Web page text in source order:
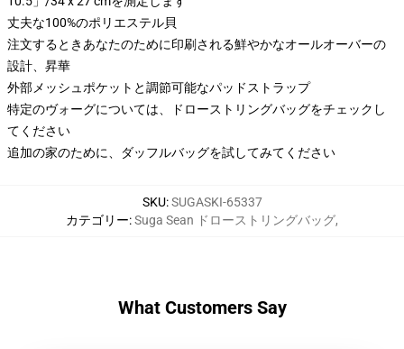
丈夫な100%のポリエステル貝
注文するときあなたのために印刷される鮮やかなオールオーバーの
設計、昇華
外部メッシュポケットと調節可能なパッドストラップ
特定のヴォーグについては、ドローストリングバッグをチェックし
てください
追加の家のために、ダッフルバッグを試してみてください
SKU:SUGASKI-65337
カテゴリー:Suga Sean ドローストリングバッグ,
What Customers Say